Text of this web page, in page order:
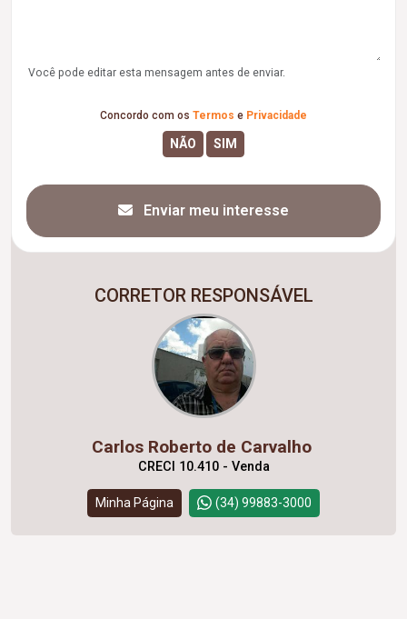
Você pode editar esta mensagem antes de enviar.
Concordo com os Termos e Privacidade
Enviar meu interesse
CORRETOR RESPONSÁVEL
Carlos Roberto de Carvalho
CRECI 10.410 - Venda
Minha Página (34) 99883-3000